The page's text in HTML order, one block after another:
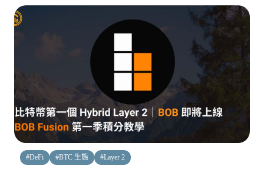
#DeFi #BTC 生態 #Layer 2